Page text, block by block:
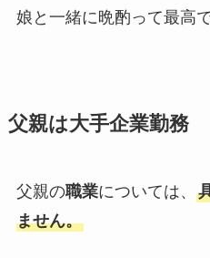
娘と一緒に晩酌って最高
父親は大手企業勤務
父親の職業については、
ません。